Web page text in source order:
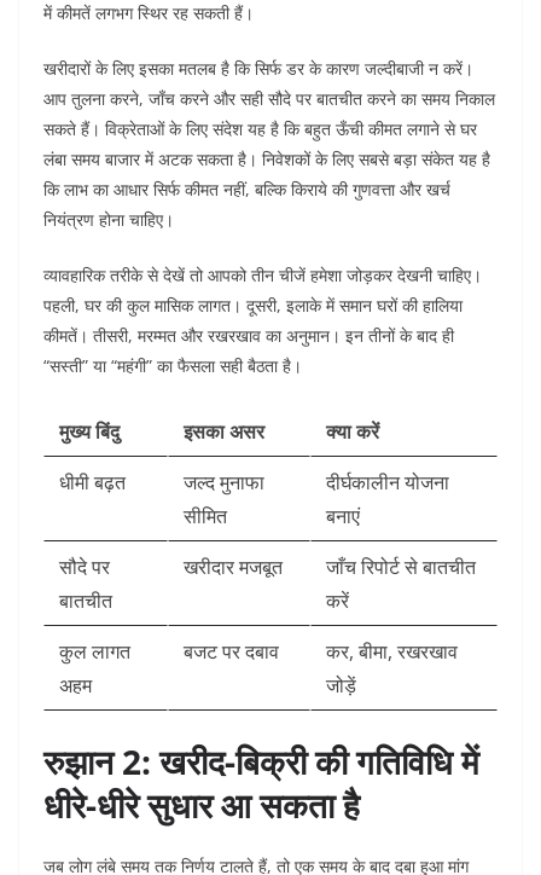
में कीमतें लगभग स्थिर रह सकती हैं।
खरीदारों के लिए इसका मतलब है कि सिर्फ डर के कारण जल्दीबाजी न करें।
आप तुलना करने, जाँच करने और सही सौदे पर बातचीत करने का समय निकाल
सकते हैं। विक्रेताओं के लिए संदेश यह है कि बहुत ऊँची कीमत लगाने से घर
लंबा समय बाजार में अटक सकता है। निवेशकों के लिए सबसे बड़ा संकेत यह है
कि लाभ का आधार सिर्फ कीमत नहीं, बल्कि किराये की गुणवत्ता और खर्च
नियंत्रण होना चाहिए।
व्यावहारिक तरीके से देखें तो आपको तीन चीजें हमेशा जोड़कर देखनी चाहिए।
पहली, घर की कुल मासिक लागत। दूसरी, इलाके में समान घरों की हालिया
कीमतें। तीसरी, मरम्मत और रखरखाव का अनुमान। इन तीनों के बाद ही
“सस्ती” या “महंगी” का फैसला सही बैठता है।
मुख्य बिंदु इसका असर
क्या करें
धीमी बढ़त
जल्द मुनाफा
सीमित
दीर्घकालीन योजना
बनाएं
सौदे पर
बातचीत
खरीदार मजबूत
जाँच रिपोर्ट से बातचीत
करें
कुल लागत
अहम
बजट पर दबाव
कर, बीमा, रखरखाव
जोड़ें
रुझान 2: खरीद-बिक्री की गतिविधि में
धीरे-धीरे सुधार आ सकता है
जब लोग लंबे समय तक निर्णय टालते हैं, तो एक समय के बाद दबा हुआ मांग